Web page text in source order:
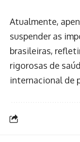
Atualmente,
suspender as
brasileiras,
rigorosas de
internacional de